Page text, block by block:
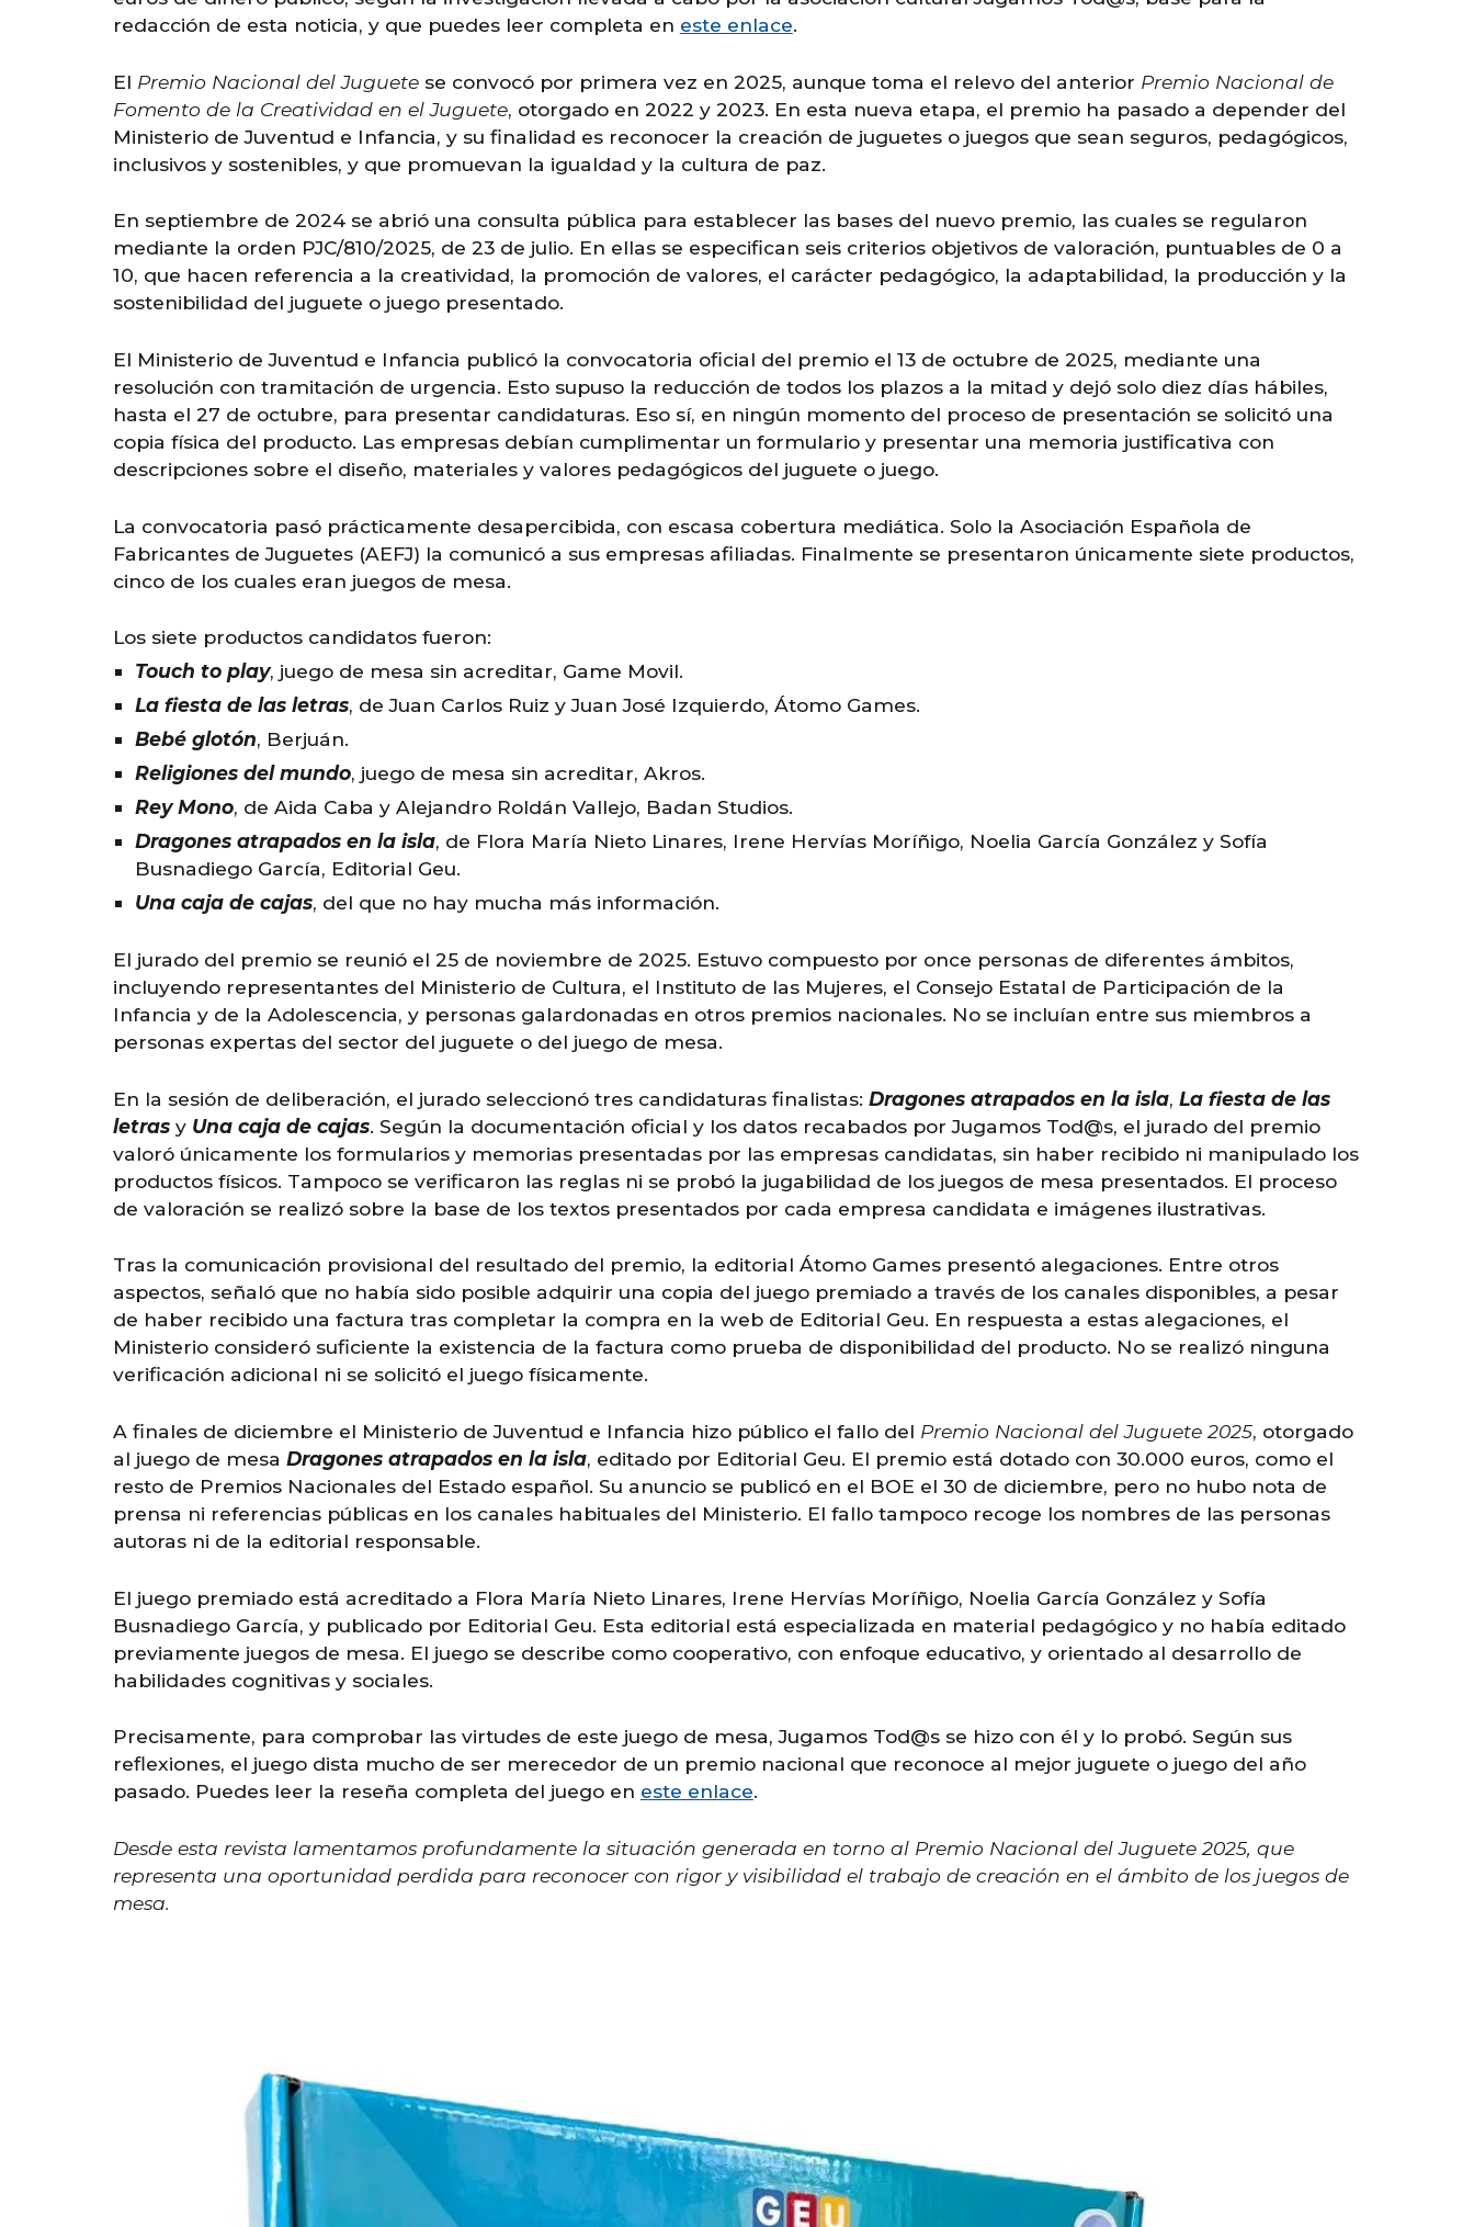
redacción de esta noticia, y que puedes leer completa en este enlace.
El Premio Nacional del Juguetese convocó por primera vez en 2025, aunque toma el relevo del anterior Premio Nacional de
Fomento de la Creatividad en el Juguete, otorgado en 2022 y 2023. En esta nueva etapa, el premio ha pasado a depender del
Ministerio de Juventud e Infancia, y su finalidad es reconocer la creación de juguetes o juegos que sean seguros, pedagógicos,
inclusivos y sostenibles, y que promuevan la igualdad y la cultura de paz.
En septiembre de 2024 se abrió una consulta pública para establecer las bases del nuevo premio, las cuales se regularon
mediante la orden PJC/810/2025, de 23 de julio. En ellas se especifican seis criterios objetivos de valoración, puntuables de 0 a
10, que hacen referencia a la creatividad, la promoción de valores, el carácter pedagógico, la adaptabilidad, la producción y la
sostenibilidad del juguete o juego presentado.
El Ministerio de Juventud e Infancia publicó la convocatoria oficial del premio el 13 de octubre de 2025, mediante una
resolución con tramitación de urgencia. Esto supuso la reducción de todos los plazos a la mitad y dejó solo diez días hábiles,
hasta el 27 de octubre, para presentar candidaturas. Eso sí, en ningún momento del proceso de presentación se solicitó una
copia física del producto. Las empresas debían cumplimentar un formulario y presentar una memoria justificativa con
descripciones sobre el diseño, materiales y valores pedagógicos del juguete o juego.
La convocatoria pasó prácticamente desapercibida, con escasa cobertura mediática. Solo la Asociación Española de
Fabricantes de Juguetes (AEFJ) la comunicó a sus empresas afiliadas. Finalmente se presentaron únicamente siete productos,
cinco de los cuales eran juegos de mesa.
Los siete productos candidatos fueron:
Touch to play, juego de mesa sin acreditar, Game Movil.
La fiesta de las letras, de Juan Carlos Ruiz y Juan José Izquierdo, Átomo Games.
Bebé glotón, Berjuán.
Religiones del mundo, juego de mesa sin acreditar, Akros.
Rey Mono, de Aida Caba y Alejandro Roldán Vallejo, Badan Studios.
Dragones atrapados en la isla, de Flora María Nieto Linares, Irene Hervías Moríñigo, Noelia García González y Sofía
Busnadiego García, Editorial Geu.
Una caja de cajas, del que no hay mucha más información.
El jurado del premio se reunió el 25 de noviembre de 2025. Estuvo compuesto por once personas de diferentes ámbitos,
incluyendo representantes del Ministerio de Cultura, el Instituto de las Mujeres, el Consejo Estatal de Participación de la
Infancia y de la Adolescencia, y personas galardonadas en otros premios nacionales. No se incluían entre sus miembros a
personas expertas del sector del juguete o del juego de mesa.
En la sesión de deliberación, el jurado seleccionó tres candidaturas finalistas: Dragones atrapados en la isla, La fiesta de las
letrasy Una caja de cajas. Según la documentación oficial y los datos recabados por Jugamos Tod@s, el jurado del premio
valoró únicamente los formularios y memorias presentadas por las empresas candidatas, sin haber recibido ni manipulado los
productos físicos. Tampoco se verificaron las reglas ni se probó la jugabilidad de los juegos de mesa presentados. El proceso
de valoración se realizó sobre la base de los textos presentados por cada empresa candidata e imágenes ilustrativas.
Tras la comunicación provisional del resultado del premio, la editorial Átomo Games presentó alegaciones. Entre otros
aspectos, señaló que no había sido posible adquirir una copia del juego premiado a través de los canales disponibles, a pesar
de haber recibido una factura tras completar la compra en la web de Editorial Geu. En respuesta a estas alegaciones, el
Ministerio consideró suficiente la existencia de la factura como prueba de disponibilidad del producto. No se realizó ninguna
verificación adicional ni se solicitó el juego físicamente.
A finales de diciembre el Ministerio de Juventud e Infancia hizo público el fallo del Premio Nacional del Juguete 2025, otorgado
al juego de mesa Dragones atrapados en la isla, editado por Editorial Geu. El premio está dotado con 30.000 euros, como el
resto de Premios Nacionales del Estado español. Su anuncio se publicó en el BOE el 30 de diciembre, pero no hubo nota de
prensa ni referencias públicas en los canales habituales del Ministerio. El fallo tampoco recoge los nombres de las personas
autoras ni de la editorial responsable.
El juego premiado está acreditado a Flora María Nieto Linares, Irene Hervías Moríñigo, Noelia García González y Sofía
Busnadiego García, y publicado por Editorial Geu. Esta editorial está especializada en material pedagógico y no había editado
previamente juegos de mesa. El juego se describe como cooperativo, con enfoque educativo, y orientado al desarrollo de
habilidades cognitivas y sociales.
Precisamente, para comprobar las virtudes de este juego de mesa, Jugamos Tod@s se hizo con él y lo probó. Según sus
reflexiones, el juego dista mucho de ser merecedor de un premio nacional que reconoce al mejor juguete o juego del año
pasado. Puedes leer la reseña completa del juego en este enlace.
Desde esta revista lamentamos profundamente la situación generada en torno al Premio Nacional del Juguete 2025, que
representa una oportunidad perdida para reconocer con rigor y visibilidad el trabajo de creación en el ámbito de los juegos de
mesa.